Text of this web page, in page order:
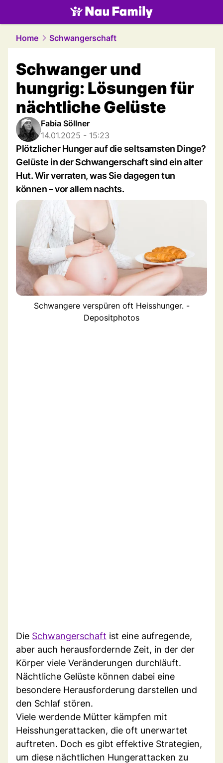
family.NAU.ch
Home Schwangerschaft
Schwanger und
hungrig: Lösungen für
nächtliche Gelüste
Fabia Söllner
14.01.2025 - 15:23
Plötzlicher Hunger auf die seltsamsten Dinge?
Gelüste in der Schwangerschaft sind ein alter
Hut. Wir verraten, was Sie dagegen tun
können – vor allem nachts.
Schwangere verspüren oft Heisshunger. -
Depositphotos
Die Schwangerschaft ist eine aufregende,
aber auch herausfordernde Zeit, in der der
Körper viele Veränderungen durchläuft.
Nächtliche Gelüste können dabei eine
besondere Herausforderung darstellen und
den Schlaf stören.
Viele werdende Mütter kämpfen mit
Heisshungerattacken, die oft unerwartet
auftreten. Doch es gibt effektive Strategien,
um diese nächtlichen Hungerattacken zu